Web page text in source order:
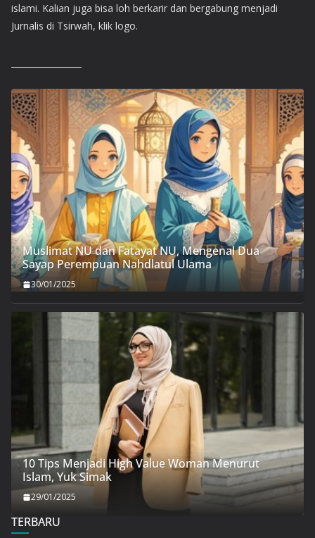
islami. Kalian juga bisa loh berkarir dan bergabung menjadi
Jurnalis di Tsirwah, klik logo.
Muslimat NU dan Fatayat NU, Mengenal Dua
Sayap Perempuan Nahdlatul Ulama
30/01/2025
10 Tips Menjadi High Value Woman Menurut
Islam, Yuk Simak
29/01/2025
TERBARU